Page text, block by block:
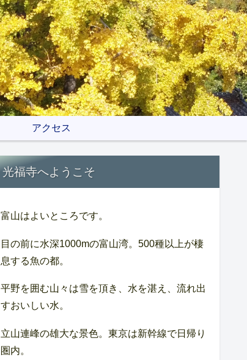
アクセス
光福寺へようこそ
富山はよいところです。
目の前に水深1000mの富山湾。500種以上が棲
息する魚の都。
平野を囲む山々は雪を頂き、水を湛え、流れ出
すおいしい水。
立山連峰の雄大な景色。東京は新幹線で日帰り
圏内。